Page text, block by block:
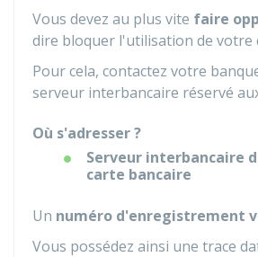
Vous devez au plus vite faire
dire bloquer l'utilisation de votre
Pour cela, contactez votre
serveur interbancaire réservé
Où s'adresser ?
Serveur interbancaire
carte bancaire
Un numéro d'enregistrement
Vous possédez ainsi une trace